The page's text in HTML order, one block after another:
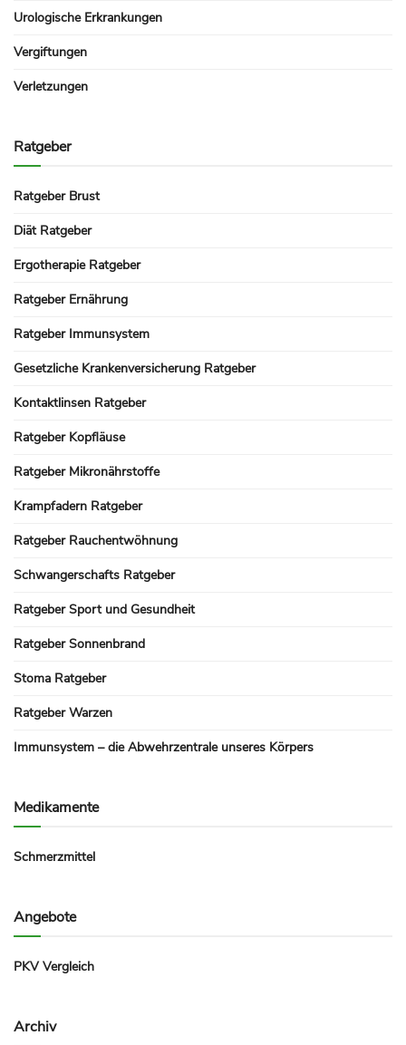
Urologische Erkrankungen
Vergiftungen
Verletzungen
Ratgeber
Ratgeber Brust
Diät Ratgeber
Ergotherapie Ratgeber
Ratgeber Ernährung
Ratgeber Immunsystem
Gesetzliche Krankenversicherung Ratgeber
Kontaktlinsen Ratgeber
Ratgeber Kopfläuse
Ratgeber Mikronährstoffe
Krampfadern Ratgeber
Ratgeber Rauchentwöhnung
Schwangerschafts Ratgeber
Ratgeber Sport und Gesundheit
Ratgeber Sonnenbrand
Stoma Ratgeber
Ratgeber Warzen
Immunsystem – die Abwehrzentrale unseres Körpers
Medikamente
Schmerzmittel
Angebote
PKV Vergleich
Archiv